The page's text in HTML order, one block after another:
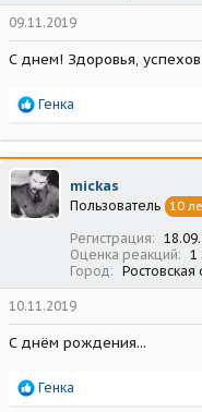
09.11.2019
С днем! Здоровья,
Р
а
к
ц
и
и
Генка
mickas
Пользователь 10
Регистрация
Оценка реакций
1
Город
Ростовская
10.11.2019
С днём рождения...
Р
Генка